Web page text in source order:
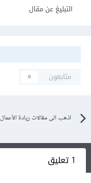
التبليغ عن مقال
متابعون
0
اذهب الى مقالات ريادة الأعمال
1 تعليق